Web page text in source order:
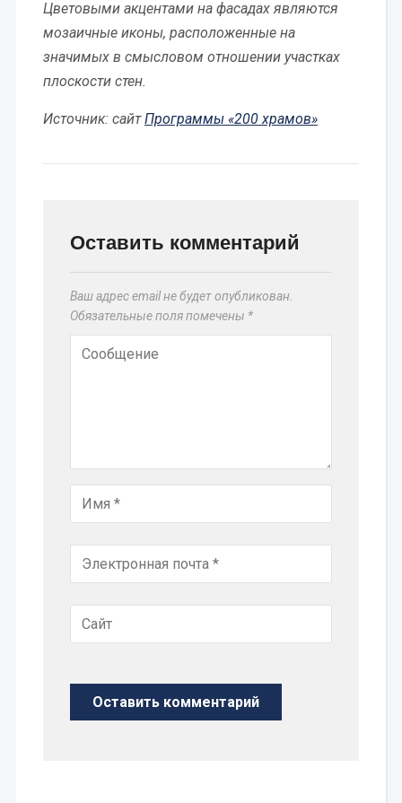
Цветовыми акцентами на фасадах являются
мозаичные иконы, расположенные на
значимых в смысловом отношении участках
плоскости стен.
Источник: сайтПрограммы «200 храмов»
Оставить комментарий
Ваш адрес email не будет опубликован.
Обязательные поля помечены *